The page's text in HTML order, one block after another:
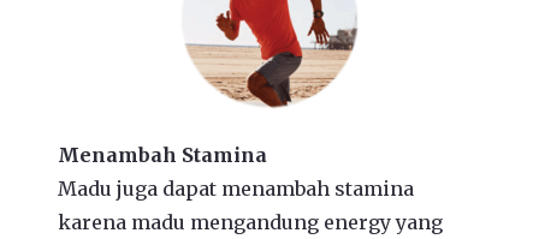
Menambah Stamina
Madu juga dapat menambah stamina
karena madu mengandung energy yang